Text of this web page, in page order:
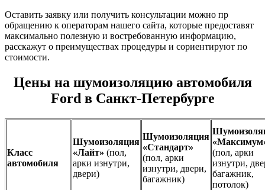
Оставить заявку или получить консультации можно пр
обращению к операторам нашего сайта, которые предоставят
максимально полезную и востребованную информацию,
расскажут о преимуществах процедуры и сориентируют по
стоимости.
Цены на шумоизоляцию автомобиля
Ford в Санкт-Петербурге
Класс
автомобиля
Шумоизоляция
«Лайт» (пол,
арки изнутри,
двери)
Шумоизоляция
«Стандарт»
(пол, арки
изнутри, двери,
багажник)
(пол, арки
изнутри,
багажник,
потолок)